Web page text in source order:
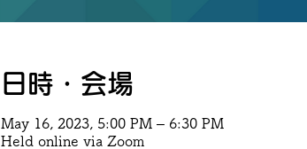
日時・会場
May 16, 2023, 5:00 PM – 6:30 PM
Held online via Zoom